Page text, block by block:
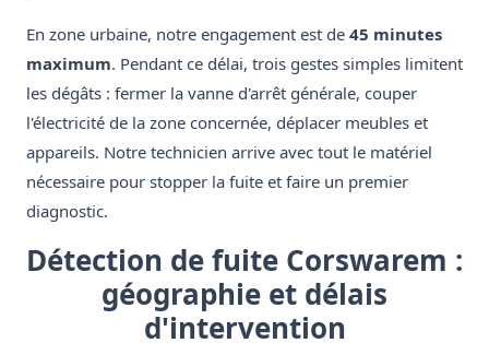
En zone urbaine, notre engagement est de 45 minutes
maximum. Pendant ce délai, trois gestes simples limitent
les dégâts : fermer la vanne d'arrêt générale, couper
l'électricité de la zone concernée, déplacer meubles et
appareils. Notre technicien arrive avec tout le matériel
nécessaire pour stopper la fuite et faire un premier
diagnostic.
Détection de fuite Corswarem :
géographie et délais
d'intervention